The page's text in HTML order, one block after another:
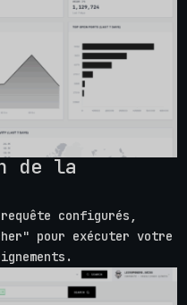
de la
configurés,
pour exécuter votre